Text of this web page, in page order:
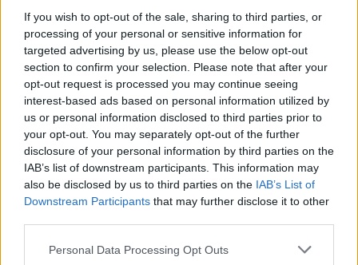
If you wish to opt-out of the sale, sharing to third parties, or
processing of your personal or sensitive information for
targeted advertising by us, please use the below opt-out
section to confirm your selection. Please note that after your
opt-out request is processed you may continue seeing
interest-based ads based on personal information utilized by
us or personal information disclosed to third parties prior to
your opt-out. You may separately opt-out of the further
disclosure of your personal information by third parties on the
IAB’s list of downstream participants. This information may
also be disclosed by us to third parties on the IAB’s List of
Downstream Participants that may further disclose it to other
Please note that this website/app uses one or more Google
Personal Data Processing Opt Outs
óceánok szószólója lettem. Azóta azzal telnek a
mindennapjaim, hogy a világ minden tájára
próbálom eljuttatni a hírt: a műanyagszennyezés
elképesztő pusztítást okoza vizeinkben, a vízi
élővilágban, ami az emberiséget is komolyan
veszélyezteti.
Rengeteg módja van annak, hogy segíts a
küzdelemben! Természetesen minden tőlünk
telhetőt meg kell tenni, hogy visszaszorítsuk az
egyszer használatos műanyagok használatát a
mindennapjainkban: vigyél magaddal vászontáskát
termékekre.